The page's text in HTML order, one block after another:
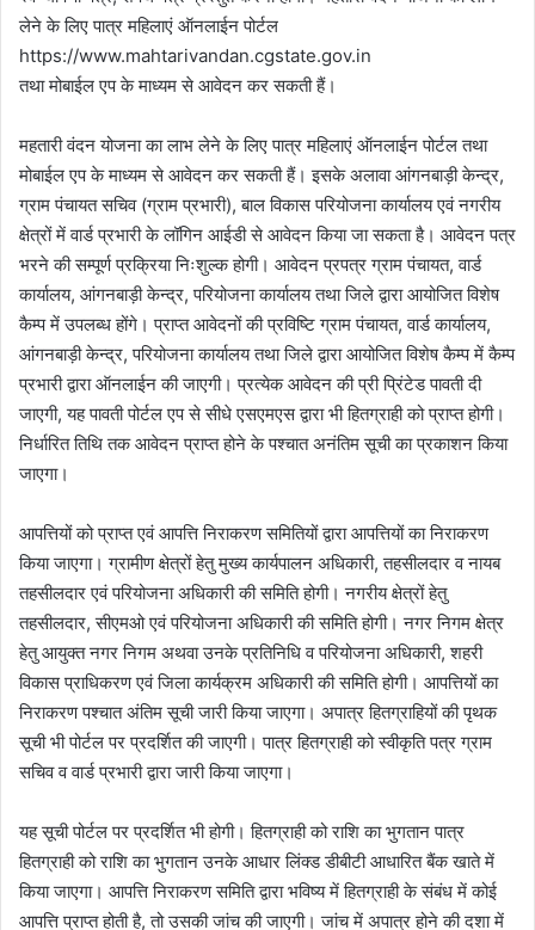
लेने के लिए पात्र महिलाएं ऑनलाईन पोर्टल
https://www.mahtarivandan.cgstate.gov.in
तथा मोबाईल एप के माध्यम से आवेदन कर सकती हैं।
महतारी वंदन योजना का लाभ लेने के लिए पात्र महिलाएं ऑनलाईन पोर्टल तथा
मोबाईल एप के माध्यम से आवेदन कर सकती हैं। इसके अलावा आंगनबाड़ी केन्द्र,
ग्राम पंचायत सचिव (ग्राम प्रभारी), बाल विकास परियोजना कार्यालय एवं नगरीय
क्षेत्रों में वार्ड प्रभारी के लॉगिन आईडी से आवेदन किया जा सकता है। आवेदन पत्र
भरने की सम्पूर्ण प्रक्रिया निःशुल्क होगी। आवेदन प्रपत्र ग्राम पंचायत, वार्ड
कार्यालय, आंगनबाड़ी केन्द्र, परियोजना कार्यालय तथा जिले द्वारा आयोजित विशेष
कैम्प में उपलब्ध होंगे। प्राप्त आवेदनों की प्रविष्टि ग्राम पंचायत, वार्ड कार्यालय,
आंगनबाड़ी केन्द्र, परियोजना कार्यालय तथा जिले द्वारा आयोजित विशेष कैम्प में कैम्प
प्रभारी द्वारा ऑनलाईन की जाएगी। प्रत्येक आवेदन की प्री प्रिंटेड पावती दी
जाएगी, यह पावती पोर्टल एप से सीधे एसएमएस द्वारा भी हितग्राही को प्राप्त होगी।
निर्धारित तिथि तक आवेदन प्राप्त होने के पश्चात अनंतिम सूची का प्रकाशन किया
जाएगा।
आपत्तियों को प्राप्त एवं आपत्ति निराकरण समितियों द्वारा आपत्तियों का निराकरण
किया जाएगा। ग्रामीण क्षेत्रों हेतु मुख्य कार्यपालन अधिकारी, तहसीलदार व नायब
तहसीलदार एवं परियोजना अधिकारी की समिति होगी। नगरीय क्षेत्रों हेतु
तहसीलदार, सीएमओ एवं परियोजना अधिकारी की समिति होगी। नगर निगम क्षेत्र
हेतु आयुक्त नगर निगम अथवा उनके प्रतिनिधि व परियोजना अधिकारी, शहरी
विकास प्राधिकरण एवं जिला कार्यक्रम अधिकारी की समिति होगी। आपत्तियों का
निराकरण पश्चात अंतिम सूची जारी किया जाएगा। अपात्र हितग्राहियों की पृथक
सूची भी पोर्टल पर प्रदर्शित की जाएगी। पात्र हितग्राही को स्वीकृति पत्र ग्राम
सचिव व वार्ड प्रभारी द्वारा जारी किया जाएगा।
यह सूची पोर्टल पर प्रदर्शित भी होगी। हितग्राही को राशि का भुगतान पात्र
हितग्राही को राशि का भुगतान उनके आधार लिंक्ड डीबीटी आधारित बैंक खाते में
किया जाएगा। आपत्ति निराकरण समिति द्वारा भविष्य में हितग्राही के संबंध में कोई
आपत्ति प्राप्त होती है, तो उसकी जांच की जाएगी। जांच में अपात्र होने की दशा में